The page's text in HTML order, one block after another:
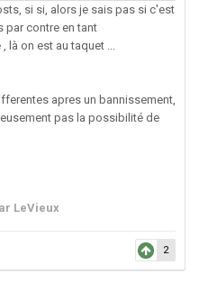
si si, alors je sais pas si c'est
par contre en tant
là on est au taquet ...
apres un bannissement,
pas la possibilité de
LeVieux
2